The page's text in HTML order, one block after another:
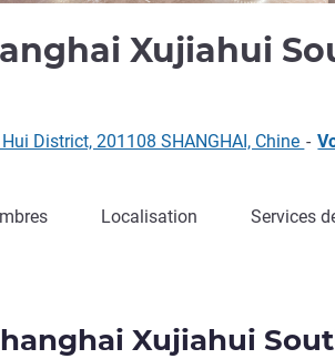
Xujiahui
District, 201108 SHANGHAI, Chine -
Localisation Services
Xujiahui